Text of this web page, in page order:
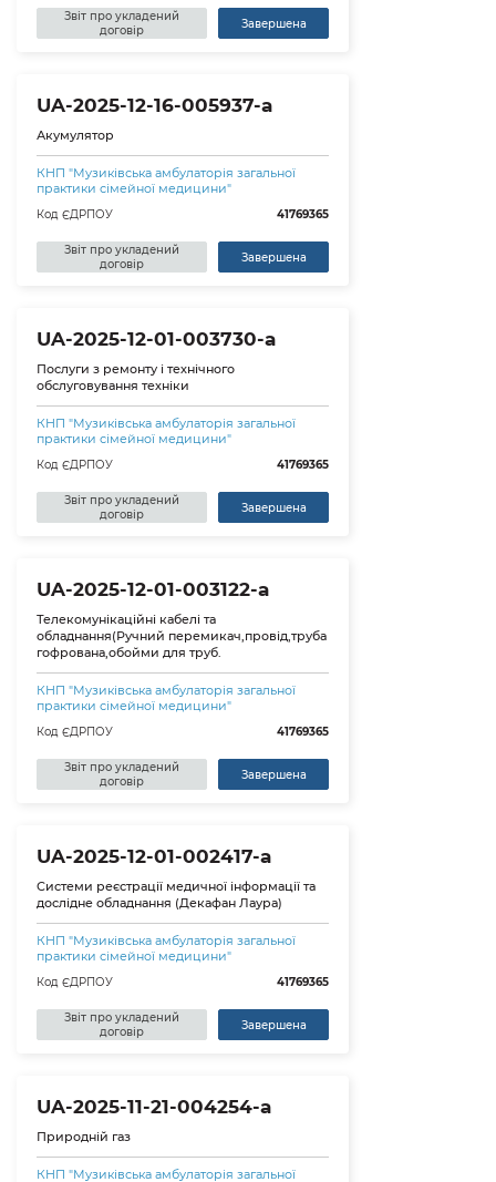
Звіт про укладений
договір
Завершена
UA-2025-12-16-005937-a
Акумулятор
КНП "Музиківська амбулаторія загальної
практики сімейної медицини"
Код ЄДРПОУ 41769365
Звіт про укладений
договір
Завершена
UA-2025-12-01-003730-a
Послуги з ремонту і технічного
обслуговування техніки
КНП "Музиківська амбулаторія загальної
практики сімейної медицини"
Код ЄДРПОУ 41769365
Звіт про укладений
договір
Завершена
UA-2025-12-01-003122-a
Телекомунікаційні кабелі та
обладнання(Ручний перемикач,провід,труба
гофрована,обойми для труб.
КНП "Музиківська амбулаторія загальної
практики сімейної медицини"
Код ЄДРПОУ 41769365
Звіт про укладений
договір
Завершена
UA-2025-12-01-002417-a
Системи реєстрації медичної інформації та
дослідне обладнання (Декафан Лаура)
КНП "Музиківська амбулаторія загальної
практики сімейної медицини"
Код ЄДРПОУ 41769365
Звіт про укладений
договір
Завершена
UA-2025-11-21-004254-a
Природній газ
КНП "Музиківська амбулаторія загальної